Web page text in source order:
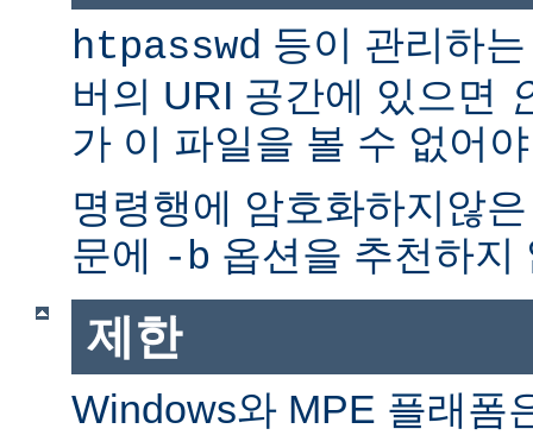
htpasswd 등이 관리하
버의 URI 공간에 있으면
가 이 파일을 볼 수 없어
명령행에 암호화하지않
문에 -b 옵션을 추천하지
제한
Windows와 MPE 플래폼